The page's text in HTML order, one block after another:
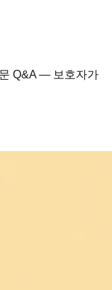
Q&A — 보호자가